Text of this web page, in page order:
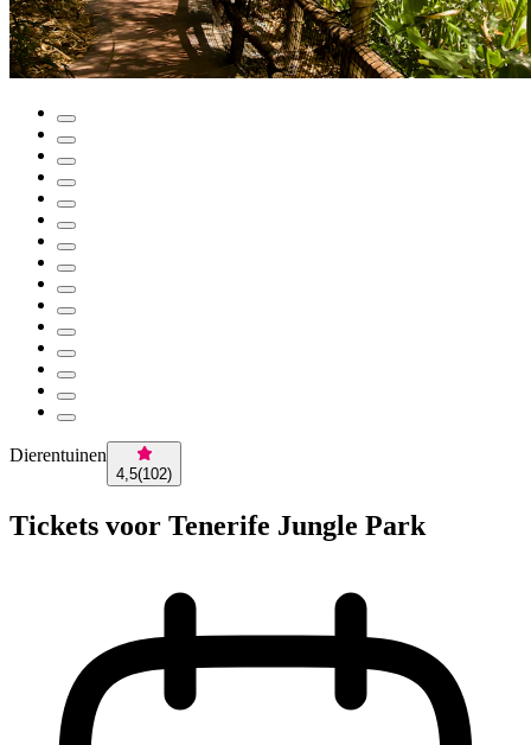
Dierentuinen
4,5(102)
Tickets voor Tenerife Jungle Park